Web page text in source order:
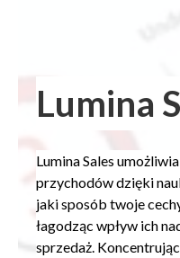
Lumina
Lumina Sales
przychodów dzięki
jaki sposób twoje
łagodząc wpływ ich
sprzedaż.